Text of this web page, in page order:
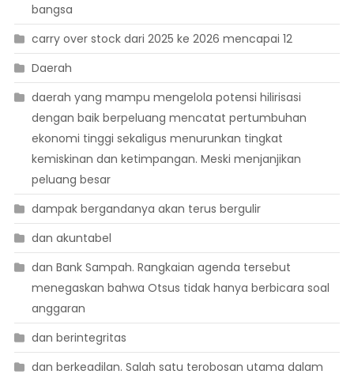
bangsa
carry over stock dari 2025 ke 2026 mencapai 12
Daerah
daerah yang mampu mengelola potensi hilirisasi
dengan baik berpeluang mencatat pertumbuhan
ekonomi tinggi sekaligus menurunkan tingkat
kemiskinan dan ketimpangan. Meski menjanjikan
peluang besar
dampak bergandanya akan terus bergulir
dan akuntabel
dan Bank Sampah. Rangkaian agenda tersebut
menegaskan bahwa Otsus tidak hanya berbicara soal
anggaran
dan berintegritas
dan berkeadilan. Salah satu terobosan utama dalam